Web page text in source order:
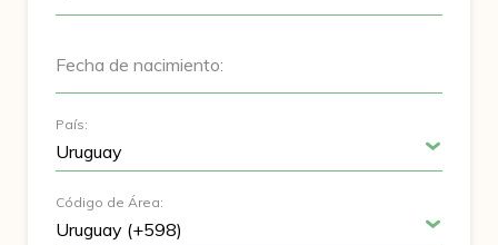
Fecha de nacimiento:
País:
Código de Área: